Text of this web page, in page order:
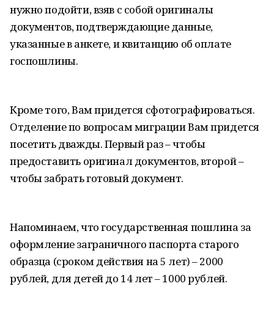
нужно подойти, взяв с собой оригиналы
документов, подтверждающие данные,
указанные в анкете, и квитанцию об оплате
госпошлины.
Кроме того, Вам придется сфотографироваться.
Отделение по вопросам миграции Вам придется
посетить дважды. Первый раз – чтобы
предоставить оригинал документов, второй –
чтобы забрать готовый документ.
Напоминаем, что государственная пошлина за
оформление заграничного паспорта старого
образца (сроком действия на 5 лет) – 2000
рублей, для детей до 14 лет – 1000 рублей.